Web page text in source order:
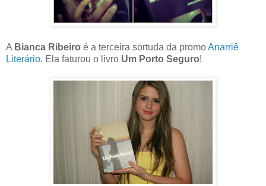
A Bianca Ribeiro é a terceira sortuda da promoAnarriê
Literário. Ela faturou o livro Um Porto Seguro!